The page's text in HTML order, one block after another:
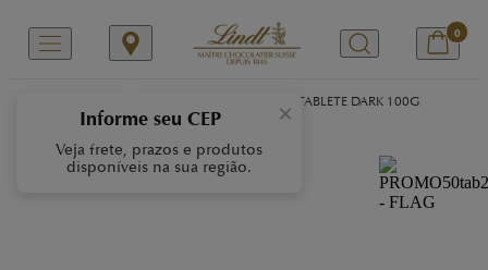
×
Informe seu CEP
Veja frete, prazos e produtos
disponíveis na sua região.
0
LINDOR TABLETE DARK 100G